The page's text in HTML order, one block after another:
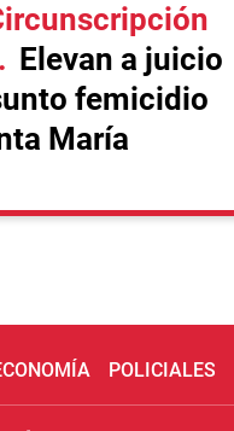
Elevan a juicio
femicidio
María
POLICIALES